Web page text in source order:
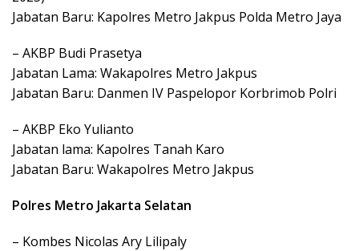
Jabatan Baru: Kapolres Metro Jakpus Polda Metro Jaya
– AKBP Budi Prasetya
Jabatan Lama: Wakapolres Metro Jakpus
Jabatan Baru: Danmen IV Paspelopor Korbrimob Polri
– AKBP Eko Yulianto
Jabatan lama: Kapolres Tanah Karo
Jabatan Baru: Wakapolres Metro Jakpus
Polres Metro Jakarta Selatan
– Kombes Nicolas Ary Lilipaly